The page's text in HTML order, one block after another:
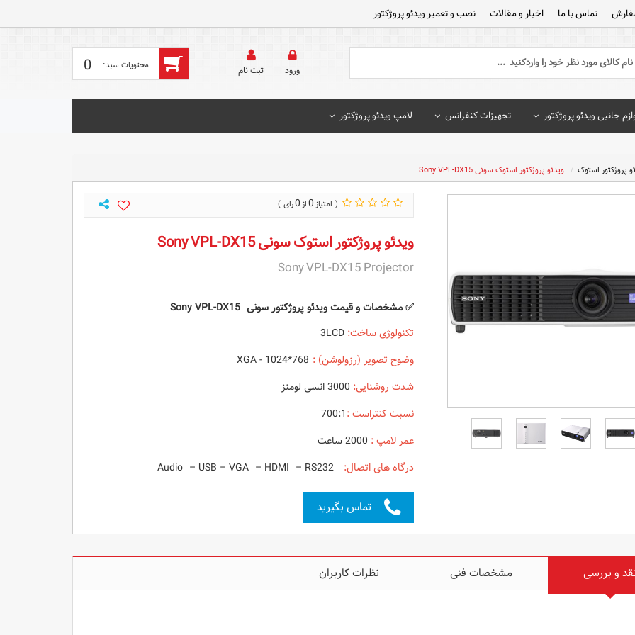
تماس با ما اخبار و مقالات نصب و تعمیر ویدئو پروژکتور
0 ورود ثبت‌ نام
جانبی ویدئو پروژکتور تجهیزات کنفرانس لامپ ویدئو پروژکتور
پروژکتور استوک ویدئو پروژکتور استوک سونی Sony VPL-DX15
0
0
ویدئو پروژکتور استوک سونی Sony VPL-DX15
Sony VPL-DX15 Projector
✅ مشخصات و قیمت ویدئو پروژکتور سونی Sony VPL-DX15
تکنولوژی ساخت: 3LCD
وضوح تصویر (رزولوشن) : *768
شدت روشنایی:
نسبت کنتراست :700:1
عمر لامپ :
درگاه های اتصال:
Audio
– USB – VGA – HDMI – RS232
تماس بگیرید
و بررسی مشخصات فنی نظرات کاربران